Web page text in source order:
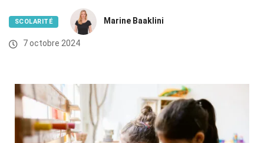
SCOLARITÉ Marine Baaklini
7 octobre 2024